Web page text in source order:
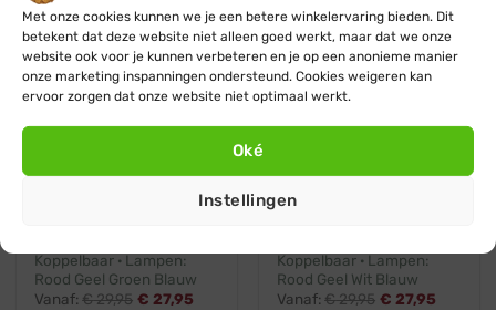
Met onze cookies kunnen we je een betere winkelervaring bieden. Dit
betekent dat deze website niet alleen goed werkt, maar dat we onze
website ook voor je kunnen verbeteren en je op een anonieme manier
onze marketing inspanningen ondersteund. Cookies weigeren kan
ervoor zorgen dat onze website niet optimaal werkt.
Oké
Instellingen
Koppelbaar · Lampen:
Rood Geel Groen Blauw
Vanaf:€29,95 € 27,95
Koppelbaar · Lampen:
Rood Geel Wit Blauw
Vanaf:€29,95 € 27,95